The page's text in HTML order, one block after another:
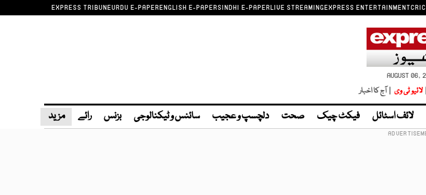
EXPRESS TRIBUNEURDU E-PAPERENGLISH E-PAPERSINDHI E-PAPERLIVE STREAMINGEXPRESS ENTERTAINMENT
AUGUST 06,
لائیو ٹی وی | آج کا اخبار
لائف اسٹائل فیکٹ چیک صحت دلچسپ و عجیب سائنس و ٹیکنالوجی بزنس رائے مزید